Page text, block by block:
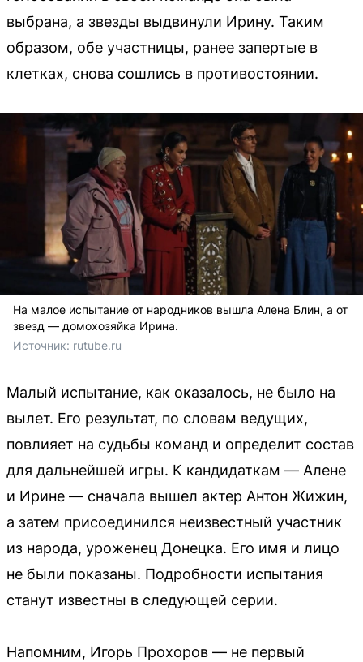
выбрана, а звезды выдвинули Ирину. Таким
образом, обе участницы, ранее запертые в
клетках, снова сошлись в противостоянии.
На малое испытание от народников вышла Алена Блин, а от
звезд — домохозяйка Ирина.
Источник: rutube.ru
Малый испытание, как оказалось, не было на
вылет. Его результат, по словам ведущих,
повлияет на судьбы команд и определит состав
для дальнейшей игры. К кандидаткам — Алене
и Ирине — сначала вышел актер Антон Жижин,
а затем присоединился неизвестный участник
из народа, уроженец Донецка. Его имя и лицо
не были показаны. Подробности испытания
станут известны в следующей серии.
Напомним, Игорь Прохоров — не первый